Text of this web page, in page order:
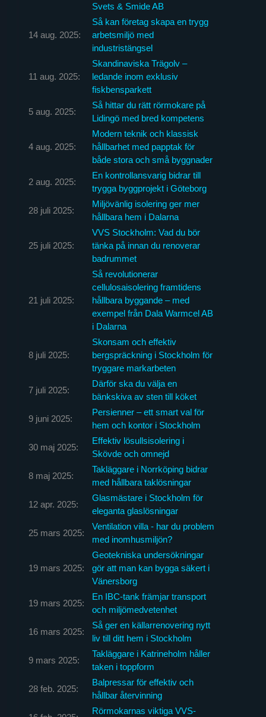
Svets & Smide AB
14 aug. 2025:
Så kan företag skapa en trygg
arbetsmiljö med
industristängsel
11 aug. 2025:
Skandinaviska Trägolv –
ledande inom exklusiv
fiskbensparkett
5 aug. 2025:
Så hittar du rätt rörmokare på
Lidingö med bred kompetens
4 aug. 2025:
Modern teknik och klassisk
hållbarhet med papptak för
både stora och små byggnader
2 aug. 2025:
En kontrollansvarig bidrar till
trygga byggprojekt i Göteborg
28 juli 2025:
Miljövänlig isolering ger mer
hållbara hem i Dalarna
25 juli 2025:
VVS Stockholm: Vad du bör
tänka på innan du renoverar
badrummet
21 juli 2025:
Så revolutionerar
cellulosaisolering framtidens
hållbara byggande – med
exempel från Dala Warmcel AB
i Dalarna
8 juli 2025:
Skonsam och effektiv
bergspräckning i Stockholm för
tryggare markarbeten
7 juli 2025:
Därför ska du välja en
bänkskiva av sten till köket
9 juni 2025:
Persienner – ett smart val för
hem och kontor i Stockholm
30 maj 2025:
Effektiv lösullsisolering i
Skövde och omnejd
8 maj 2025:
Takläggare i Norrköping bidrar
med hållbara taklösningar
12 apr. 2025:
Glasmästare i Stockholm för
eleganta glaslösningar
25 mars 2025:
Ventilation villa - har du problem
med inomhusmiljön?
19 mars 2025:
Geotekniska undersökningar
gör att man kan bygga säkert i
Vänersborg
19 mars 2025:
En IBC-tank främjar transport
och miljömedvetenhet
16 mars 2025:
Så ger en källarrenovering nytt
liv till ditt hem i Stockholm
9 mars 2025:
Takläggare i Katrineholm håller
taken i toppform
28 feb. 2025:
Balpressar för effektiv och
hållbar återvinning
Rörmokarnas viktiga VVS-